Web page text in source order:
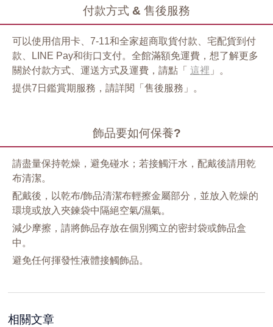
付款方式 & 售後服務
可以使用信用卡、7-11和全家超商取貨付款、宅配貨到付
款、LINE Pay和街口支付。全館滿額免運費，想了解更多
關於付款方式、運送方式及運費，請點「 這裡 」。
提供7日鑑賞期服務，請詳閱「售後服務」。
飾品要如何保養?
請盡量保持乾燥，避免碰水；若接觸汗水，配戴後請用乾
布清潔。
配戴後，以乾布/飾品清潔布輕擦金屬部分，並放入乾燥的
環境或放入夾鍊袋中隔絕空氣/濕氣。
減少摩擦，請將飾品存放在個別獨立的密封袋或飾品盒
中。
避免任何揮發性液體接觸飾品。
相關文章